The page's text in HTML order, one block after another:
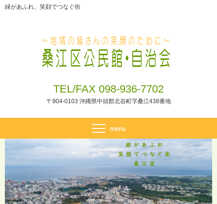
緑があふれ、笑顔でつなぐ街
TEL/FAX 098-936-7702
〒904-0103 沖縄県中頭郡北谷町字桑江438番地